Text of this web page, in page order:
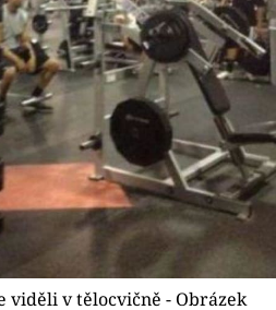
viděli v tělocvičně - Obrázek